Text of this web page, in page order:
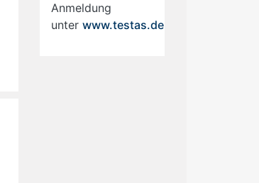
Anmeldung
unterwww.testas.de